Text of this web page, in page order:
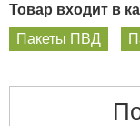
Товар входит в
Пакеты ПВД